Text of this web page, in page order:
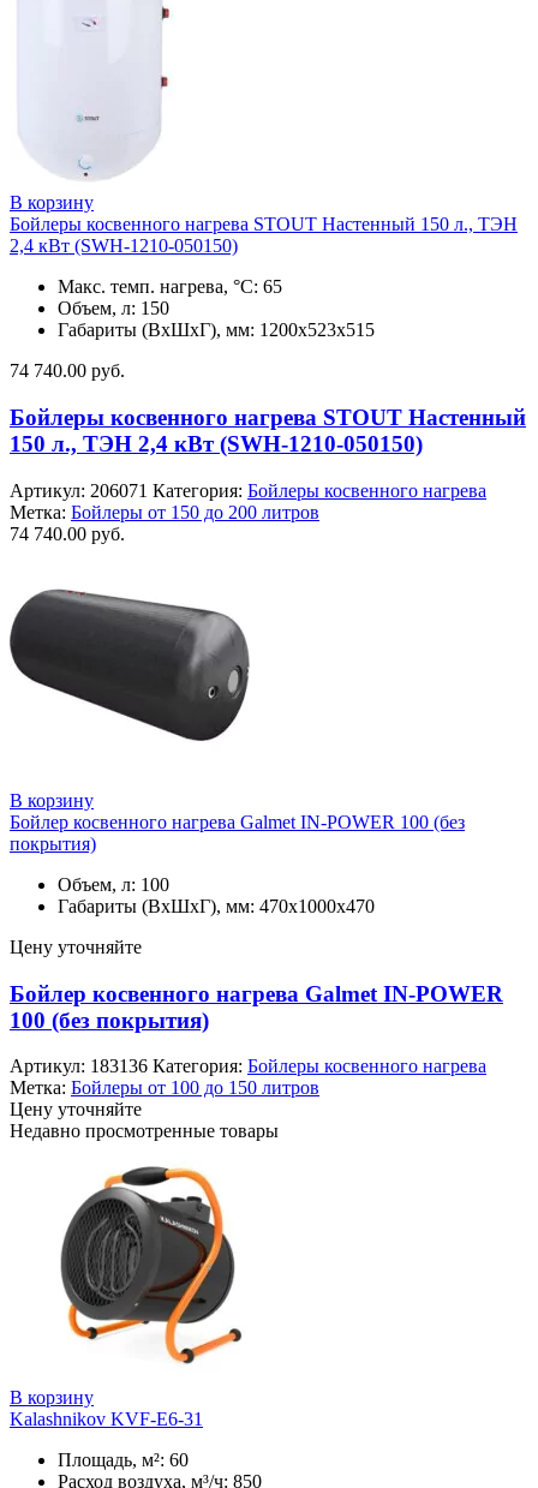
В корзину
Бойлеры косвенного нагрева STOUT Настенный 150 л., ТЭН
2,4 кВт (SWH-1210-050150)
Макс. темп. нагрева, °С: 65
Объем, л: 150
Габариты (ВхШхГ), мм: 1200x523x515
74 740.00 руб.
Бойлеры косвенного нагрева STOUT Настенный
150 л., ТЭН 2,4 кВт (SWH-1210-050150)
Артикул: 206071 Категория: Бойлеры косвенного нагрева
Метка: Бойлеры от 150 до 200 литров
74 740.00 руб.
В корзину
Бойлер косвенного нагрева Galmet IN-POWER 100 (без
покрытия)
Объем, л: 100
Габариты (ВхШхГ), мм: 470х1000х470
Цену уточняйте
Бойлер косвенного нагрева Galmet IN-POWER
100 (без покрытия)
Артикул: 183136 Категория: Бойлеры косвенного нагрева
Метка: Бойлеры от 100 до 150 литров
Цену уточняйте
Недавно просмотренные товары
В корзину
Kalashnikov KVF-E6-31
Площадь, м²: 60
Расход воздуха, м³/ч: 850